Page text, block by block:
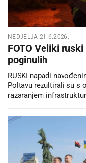
NEDJELJA 21.6.2026.
FOTO Veliki
poginulih
RUSKI napadi
Poltavu rezultirali su s
razaranjem